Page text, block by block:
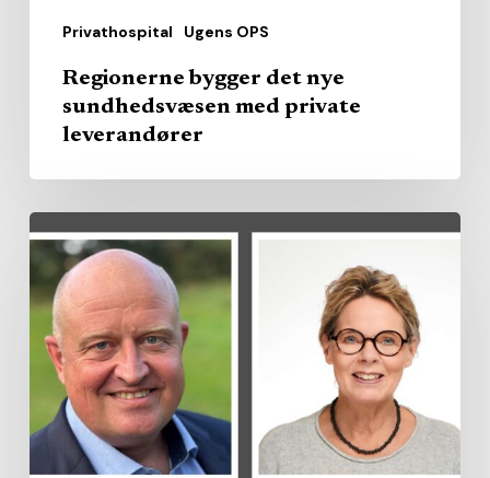
Privathospital Ugens OPS
Regionerne bygger det nye
sundhedsvæsen med private
leverandører
Region
køber
privat
kapacitet
branchen
brede